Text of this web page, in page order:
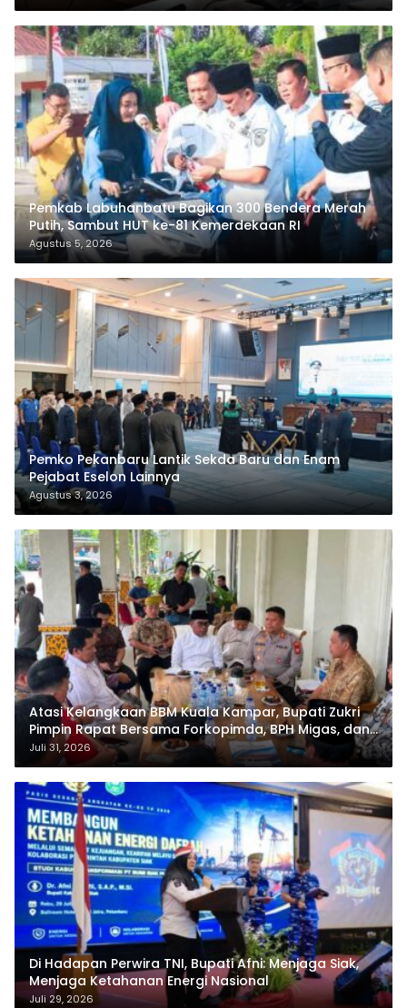
Pemkab Labuhanbatu Bagikan 300 Bendera Merah
Putih, Sambut HUT ke-81 Kemerdekaan RI
Agustus 5, 2026
Pemko Pekanbaru Lantik Sekda Baru dan Enam
Pejabat Eselon Lainnya
Agustus 3, 2026
Atasi Kelangkaan BBM Kuala Kampar, Bupati Zukri
Pimpin Rapat Bersama Forkopimda, BPH Migas, dan
Pertamina
Juli 31, 2026
Di Hadapan Perwira TNI, Bupati Afni: Menjaga Siak,
Menjaga Ketahanan Energi Nasional
Juli 29, 2026